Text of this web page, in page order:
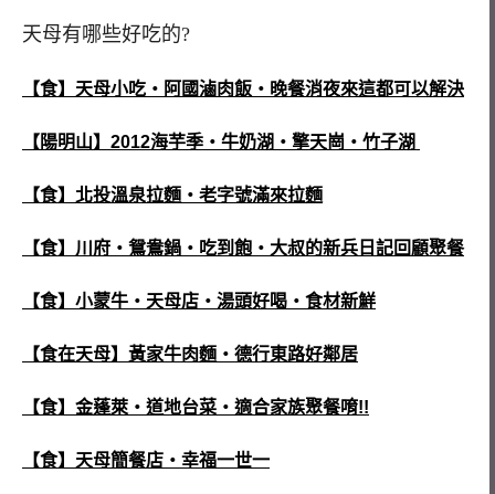
天母有哪些好吃的?
【食】天母小吃‧阿國滷肉飯‧晚餐消夜來這都可以解決
【陽明山】2012海芋季‧牛奶湖‧擎天崗‧竹子湖
【食】北投溫泉拉麵‧老字號滿來拉麵
【食】川府‧鴛鴦鍋‧吃到飽‧大叔的新兵日記回顧聚餐
【食】小蒙牛‧天母店‧湯頭好喝‧食材新鮮
【食在天母】黃家牛肉麵‧德行東路好鄰居
【食】金蓬萊‧道地台菜‧適合家族聚餐唷!!
【食】天母簡餐店‧幸福一世一